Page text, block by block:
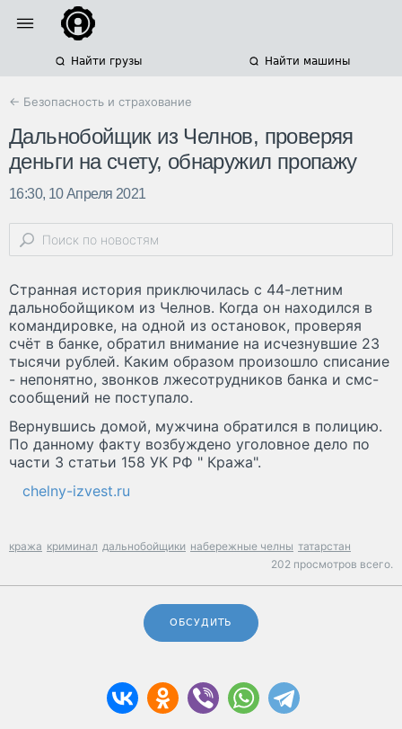
Найти грузы Найти машины
← Безопасность и страхование
Дальнобойщик из Челнов, проверяя
деньги на счету, обнаружил пропажу
16:30, 10 Апреля 2021
Странная история приключилась с 44-летним
дальнобойщиком из Челнов. Когда он находился в
командировке, на одной из остановок, проверяя
счёт в банке, обратил внимание на исчезнувшие 23
тысячи рублей. Каким образом произошло списание
- непонятно, звонков лжесотрудников банка и смс-
сообщений не поступало.
Вернувшись домой, мужчина обратился в полицию.
По данному факту возбуждено уголовное дело по
части 3 статьи 158 УК РФ " Кража".
chelny-izvest.ru
кража криминал дальнобойщики набережные челны татарстан
202 просмотров всего.
ОБСУДИТЬ